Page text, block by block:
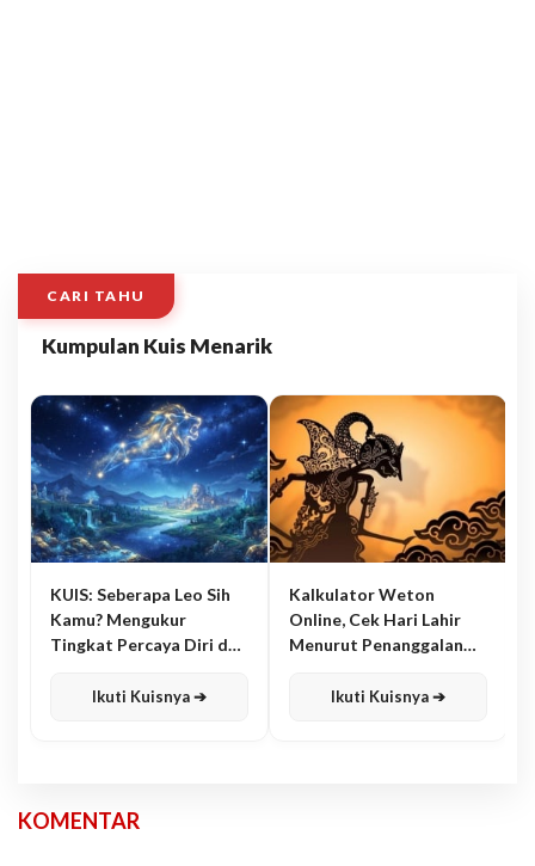
CARI TAHU
Kumpulan Kuis Menarik
KUIS: Seberapa Leo Sih
Kamu? Mengukur
Tingkat Percaya Diri dan
Ikuti Kuisnya ➔
Kalkulator Weton
Online, Cek Hari Lahir
Menurut Penanggalan
Ikuti Kuisnya ➔
KOMENTAR